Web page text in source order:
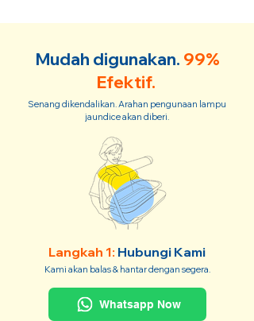
Mudah digunakan. 99%
Efektif.
Senang dikendalikan. Arahan pengunaan lampu
jaundice akan diberi.
Langkah 1: Hubungi Kami
Kami akan balas & hantar dengan segera.
Whatsapp Now